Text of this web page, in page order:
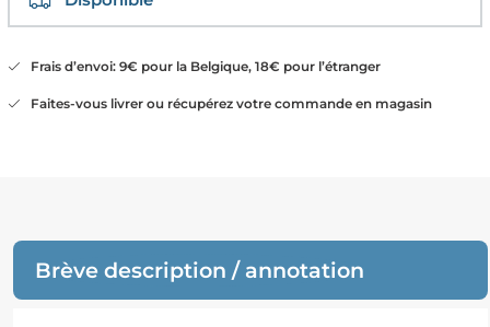
Frais d’envoi: 9€ pour la Belgique, 18€ pour l’étranger
Faites-vous livrer ou récupérez votre commande en magasin
Brève description / annotation